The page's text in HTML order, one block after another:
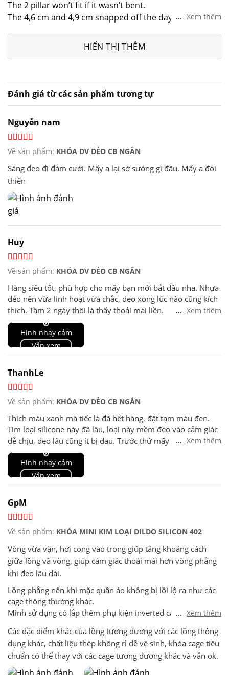
sao
The 2 pillar won’t fit if it wasn’t bent.
The 4,6 cm and 4,9 cm snapped off the day 3, at the
Overall, fun experience but the product gave out a bit
... Xem thêm
HIỂN THỊ THÊM
Đánh giá từ các sản phẩm tương tự
Nguyễn nam
Về sản phẩm: KHÓA DV DẺO CB NGẮN
Sáng đeo đi đám cưới. Mấy a lại sờ sướng gì đâu. Mấy a đòi
thiến
Huy
Về sản phẩm: KHÓA DV DẺO CB NGẮN
Hàng siêu tốt, phù hợp cho mấy bạn mới bắt đầu nha. Nhựa
dẻo nên vừa linh hoạt vừa chắc, đeo xong lúc nào cũng kích
thích. Tầm 2 ngày thôi là thấy thoải mái liền.
Khuyến khích dùng thêm dưỡng ẩm cho phần da quanh
base nha.
... Xem thêm
🚫
Hình nhạy cảm
Vẫn xem
ThanhLe
Về sản phẩm: KHÓA DV DẺO CB NGẮN
Thích màu xanh mà tiếc là đã hết hàng, đặt tạm màu đen.
Tìm loại silicone này đã lâu, loại này mềm đeo vào cảm giác
dễ chịu, đeo lâu cũng ít bị đau. Trước thử mấy loại cứng khá
khó khăn để dùng với bị đau trong quá trình đeo.
... Xem thêm
🚫
Hình nhạy cảm
Vẫn xem
GpM
Về sản phẩm: KHÓA MINI KIM LOẠI DILDO SILICON 402
Vòng vừa vặn, hơi cong vào trong giúp tăng khoảng cách
giữa lồng và vòng, giúp cảm giác thoải mái hơn vòng phẳng
khi đeo lâu dài.
Lồng phẳng nên khi mặc quần áo không bị lồi lộ ra như các
cage thông thường khác.
Mình sử dụng có lắp thêm phụ kiện inverted cage, đây là
size mini hoặc lồng phẳng như ở đây dễ khiến phần da đầu
lộ ra ngoài cọ vào quần áo gây khó chịu. Inverted cage đẩy
lùi vào trong nên mình thấy đeo thoải mái hơn nếu mặc
quần áo hoặc đeo lâu dài.
... Xem thêm
Các đặc điểm khác của lồng tương đương với các lồng thông
dụng khác, chất liệu thép không rỉ dễ vệ sinh, khóa cage tiêu
chuẩn có thể thay với các cage tương đương khác và vẫn ok.